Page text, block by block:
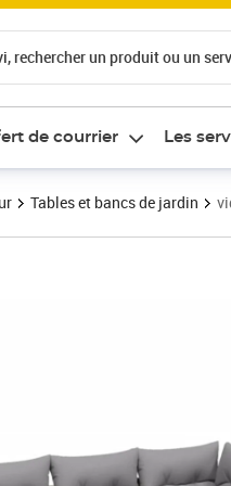
rechercher un produit ou un
de courrier Les
Tables et bancs de jardin